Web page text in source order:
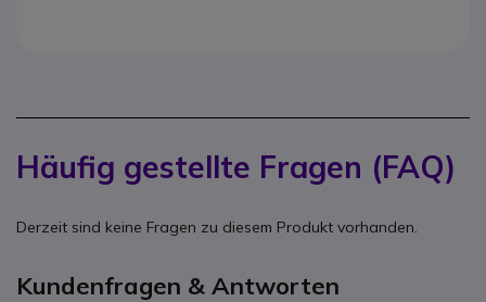
Häufig gestellte Fragen (FAQ)
Derzeit sind keine Fragen zu diesem Produkt vorhanden.
Kundenfragen & Antworten